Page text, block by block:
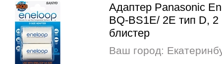
Адаптер Panasonic
BQ-BS1E/ 2E тип D, 2
блистер
Ваш город: